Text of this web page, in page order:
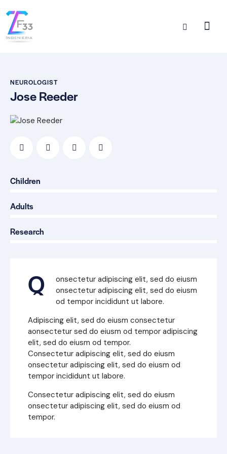
NEUROLOGIST
Jose Reeder
Children
Adults
Research
Q
onsectetur adipiscing elit, sed do eiusm
onsectetur adipiscing elit, sed do eiusm
od tempor incididunt ut labore.
Adipiscing elit, sed do eiusm consectetur
aonsectetur sed do eiusm od tempor adipiscing
elit, sed do eiusm od tempor.
Consectetur adipiscing elit, sed do eiusm
onsectetur adipiscing elit, sed do eiusm od
tempor incididunt ut labore.
Consectetur adipiscing elit, sed do eiusm
onsectetur adipiscing elit, sed do eiusm od
tempor.